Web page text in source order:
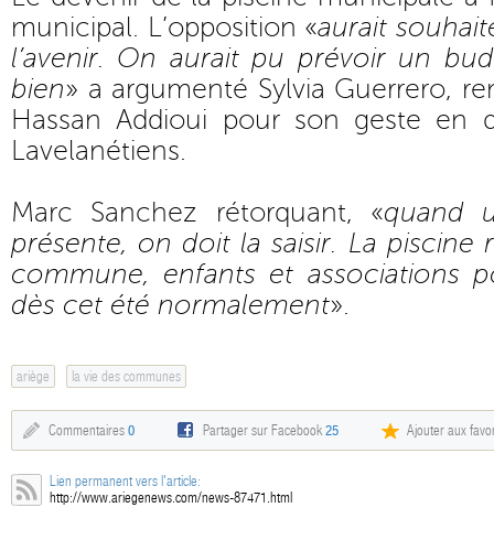
municipal. L’opposition «aurait
l’avenir. On aurait pu prévoir un
bien» a argumenté Sylvia Guerrero,
Hassan Addioui pour son geste en
Lavelanétiens.
Marc Sanchez rétorquant, «quand
présente, on doit la saisir. La piscine
commune, enfants et associations
dès cet été normalement».
ariège la vie des communes
Commentaires 0 Partager sur Facebook25 Ajouter aux
Lien permanent vers l'article:
http://www.ariegenews.com/news-87471.html